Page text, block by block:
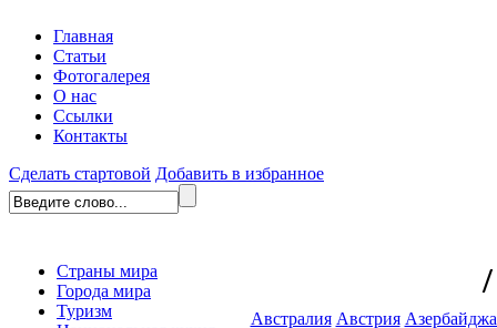
Главная
Статьи
Фотогалерея
О нас
Ссылки
Контакты
Сделать стартовой Добавить в избранное
Страны мира
Города мира
Туризм
Австралия Австрия